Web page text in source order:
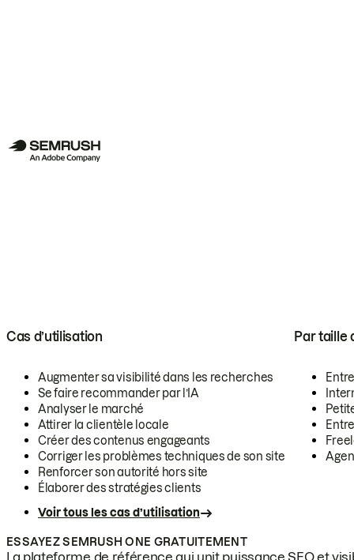
Cas d’utilisation
Augmenter sa visibilité dans les recherches
Se faire recommander par l’IA
Analyser le marché
Attirer la clientèle locale
Créer des contenus engageants
Corriger les problèmes techniques de son site
Renforcer son autorité hors site
Élaborer des stratégies clients
Voir tous les cas d’utilisation
Par taille
ESSAYEZ SEMRUSH ONE GRATUITEMENT
La plateforme de référence qui unit puissance SEO et